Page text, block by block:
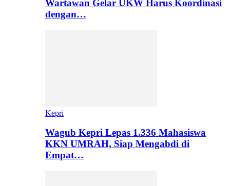
Wartawan Gelar UKW Harus Koordinasi
dengan…
Kepri
Wagub Kepri Lepas 1.336 Mahasiswa
KKN UMRAH, Siap Mengabdi di
Empat…